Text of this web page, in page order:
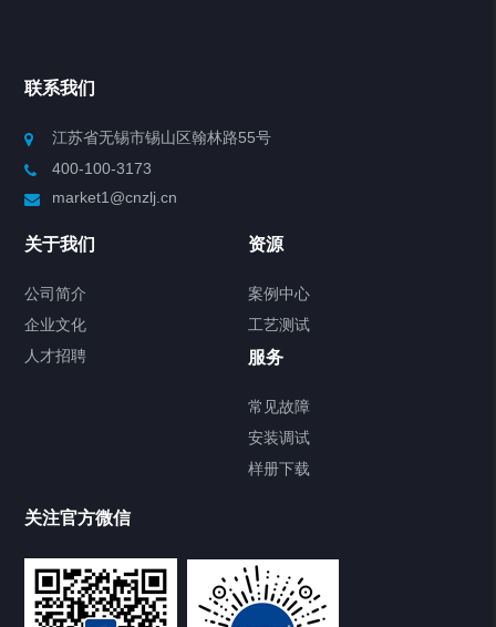
Chiller高精度冷热循环器
Chiller高精度制冷循环器
制冷加热动态控温系统
Chiller气体控温系统
TCU温度控制单元
联系我们
江苏省无锡市锡山区翰林路55号
400-100-3173
market1@cnzlj.cn
关于我们
公司简介
企业文化
人才招聘
资源
案例中心
工艺测试
服务
常见故障
安装调试
样册下载
关注官方微信